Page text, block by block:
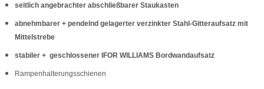
seitlich angebrachter abschließbarer Staukasten
abnehmbarer + pendelnd gelagerter verzinkter Stahl-Gitteraufsatz mit
Mittelstrebe
stabiler + geschlossener IFOR WILLIAMS Bordwandaufsatz
Rampenhalterungsschienen